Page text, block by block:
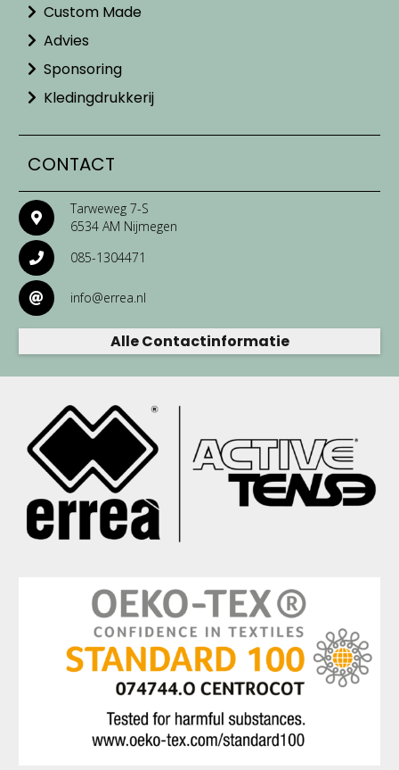
Custom Made
Advies
Sponsoring
Kledingdrukkerij
CONTACT
Tarweweg 7-S
6534 AM Nijmegen
085-1304471
info@errea.nl
Alle Contactinformatie